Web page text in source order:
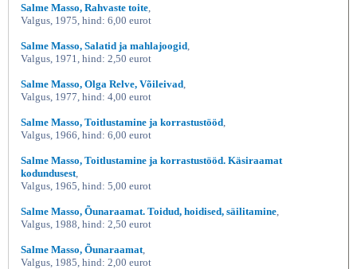
Salme Masso, Rahvaste toite
Valgus, 1975, hind: 6,00 eurot
Salme Masso, Salatid ja mahlajoogid
Valgus, 1971, hind: 2,50 eurot
Salme Masso, Olga Relve, Võileivad
Valgus, 1977, hind: 4,00 eurot
Salme Masso, Toitlustamine ja korrastustööd
Valgus, 1966, hind: 6,00 eurot
Salme Masso, Toitlustamine ja korrastustööd. Käsiraamat
kodundusest
Valgus, 1965, hind: 5,00 eurot
Salme Masso, Õunaraamat. Toidud, hoidised, säilitamine
Valgus, 1988, hind: 2,50 eurot
Salme Masso, Õunaraamat
Valgus, 1985, hind: 2,00 eurot